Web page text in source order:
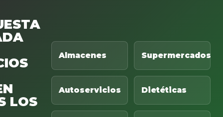
LOS
Almacenes Supermercados
Autoservicios Dietéticas